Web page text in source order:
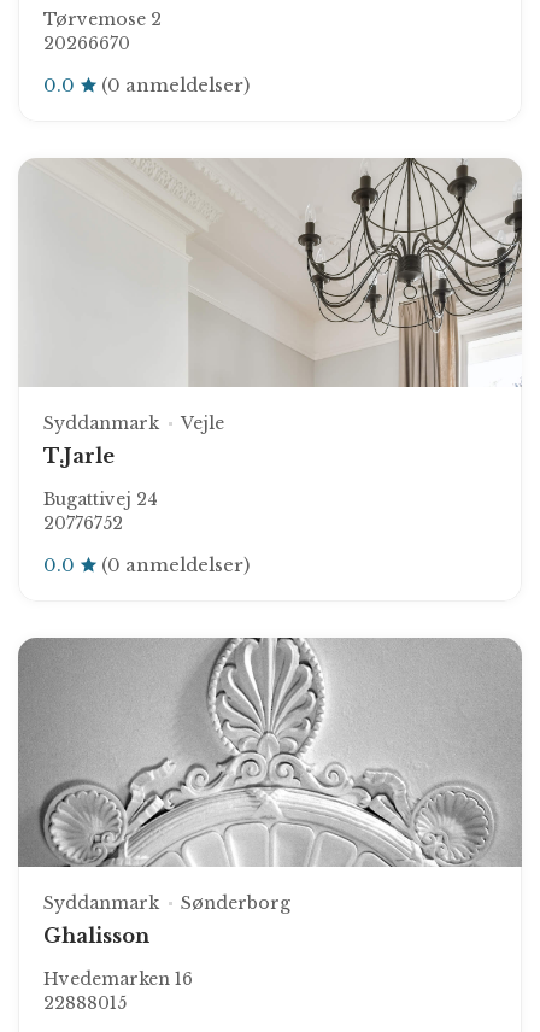
Tørvemose 2
20266670
0.0 (0 anmeldelser)
Syddanmark Vejle
T.Jarle
Bugattivej 24
20776752
0.0 (0 anmeldelser)
Syddanmark Sønderborg
Ghalisson
Hvedemarken 16
22888015